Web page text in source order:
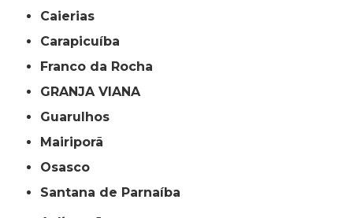
Caierias
Carapicuíba
Franco da Rocha
GRANJA VIANA
Guarulhos
Mairiporã
Osasco
Santana de Parnaíba